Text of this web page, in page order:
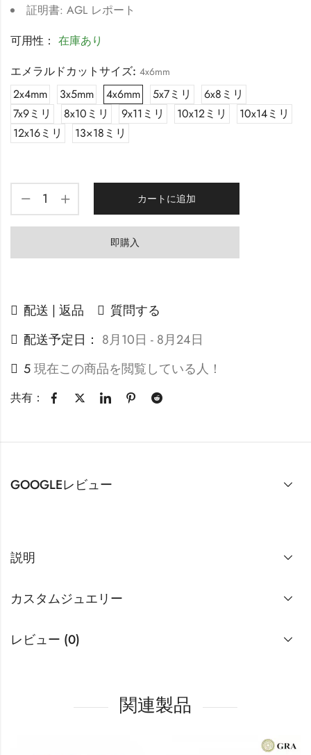
証明書: AGL レポート
可用性： 在庫あり
エメラルドカットサイズ: 4x6mm
2x4mm 3x5mm 4x6mm 5x7ミリ
6x8ミリ
7x9ミリ
8x10ミリ 9x11ミリ 10x12ミリ
10x14ミリ
12x16ミリ
13×18ミリ
カートに追加
即購入
配送 | 返品
質問する
配送予定日： 8月10日 - 8月24日
5現在この商品を閲覧している人！
共有：
GOOGLEレビュー
説明
カスタムジュエリー
レビュー (0)
関連製品